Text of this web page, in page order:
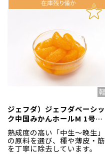
ジェフダ）ジェフダベーシッ
ク中国みかんホールM 1号
缶 1号缶（固形1700g、内
容総量3000g）
熟成度の高い「中生～晩生」
の原料を選び、種や薄皮・筋
を丁寧に除去しています。